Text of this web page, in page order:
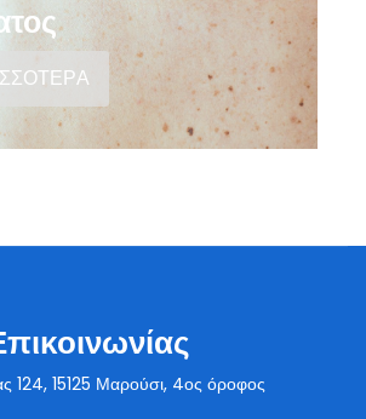
124, 15125 Μαρούσι, 4ος όροφος